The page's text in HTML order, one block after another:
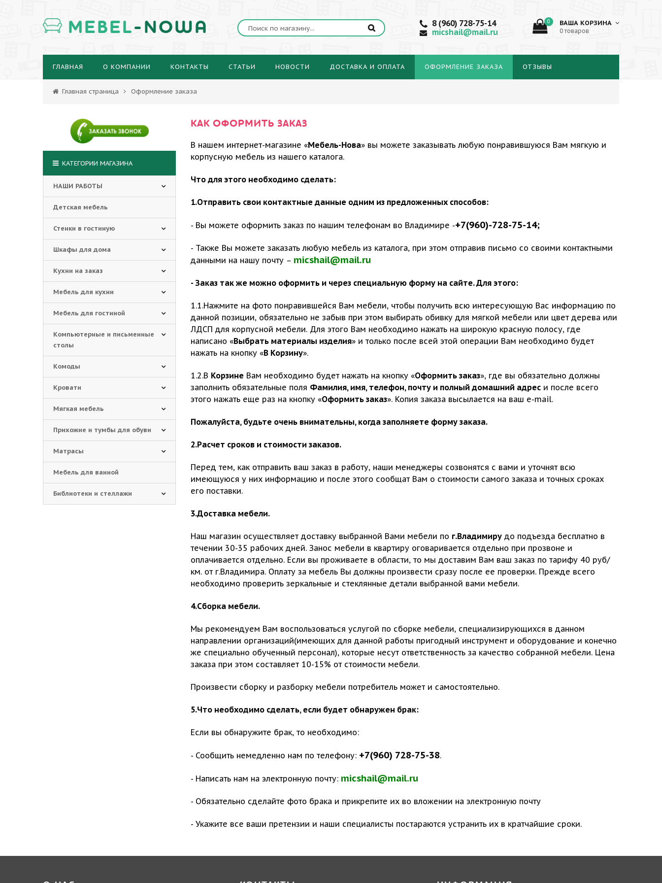
MEBEL-NOWA
8 (960) 728-75-14
micshail@mail.ru
0 ВАША КОРЗИНА
0 товаров
ГЛАВНАЯ О КОМПАНИИ КОНТАКТЫ СТАТЬИ НОВОСТИ ДОСТАВКА И ОПЛАТА ОФОРМЛЕНИЕ ЗАКАЗА ОТЗЫВЫ
Главная страница Оформление заказа
КАК ОФОРМИТЬ ЗАКАЗ
В нашем интернет-магазине «Мебель-Нова» вы можете заказывать любую понравившуюся Вам мягкую и
корпусную мебель из нашего каталога.
Что для этого необходимо сделать:
1.Отправить свои контактные данные одним из предложенных способов:
- Вы можете оформить заказ по нашим телефонам во Владимире -+7(960)-728-75-14;
- Также Вы можете заказать любую мебель из каталога, при этом отправив письмо со своими контактными
данными на нашу почту – micshail@mail.ru
- Заказ так же можно оформить и через специальную форму на сайте. Для этого:
1.1.Нажмите на фото понравившейся Вам мебели, чтобы получить всю интересующую Вас информацию по
данной позиции, обязательно не забыв при этом выбирать обивку для мягкой мебели или цвет дерева или
ЛДСП для корпусной мебели. Для этого Вам необходимо нажать на широкую красную полосу, где
написано «Выбрать материалы изделия» и только после всей этой операции Вам необходимо будет
нажать на кнопку «В Корзину».
1.2.В Корзине Вам необходимо будет нажать на кнопку «Оформить заказ», где вы обязательно должны
заполнить обязательные поля Фамилия, имя, телефон, почту и полный домашний адрес и после всего
этого нажать еще раз на кнопку «Оформить заказ». Копия заказа высылается на ваш e-mail.
Пожалуйста, будьте очень внимательны, когда заполняете форму заказа.
2.Расчет сроков и стоимости заказов.
Перед тем, как отправить ваш заказ в работу, наши менеджеры созвонятся с вами и уточнят всю
имеющуюся у них информацию и после этого сообщат Вам о стоимости самого заказа и точных сроках
его поставки.
3.Доставка мебели.
Наш магазин осуществляет доставку выбранной Вами мебели по г.Владимиру до подъезда бесплатно в
течении 30-35 рабочих дней. Занос мебели в квартиру оговаривается отдельно при прозвоне и
оплачивается отдельно. Если вы проживаете в области, то мы доставим Вам ваш заказ по тарифу 40 руб/
км. от г.Владимира. Оплату за мебель Вы должны произвести сразу после ее проверки. Прежде всего
необходимо проверить зеркальные и стеклянные детали выбранной вами мебели.
4.Сборка мебели.
Мы рекомендуем Вам воспользоваться услугой по сборке мебели, специализирующихся в данном
направлении организаций(имеющих для данной работы пригодный инструмент и оборудование и конечно
же специально обученный персонал), которые несут ответственность за качество собранной мебели. Цена
заказа при этом составляет 10-15% от стоимости мебели.
Произвести сборку и разборку мебели потребитель может и самостоятельно.
5.Что необходимо сделать, если будет обнаружен брак:
Если вы обнаружите брак, то необходимо:
- Сообщить немедленно нам по телефону: +7(960) 728-75-38.
- Написать нам на электронную почту: micshail@mail.ru
- Обязательно сделайте фото брака и прикрепите их во вложении на электронную почту
- Укажите все ваши претензии и наши специалисты постараются устранить их в кратчайшие сроки.
КАТЕГОРИИ МАГАЗИНА
НАШИ РАБОТЫ
Детская мебель
Стенки в гостиную
Шкафы для дома
Кухни на заказ
Мебель для кухни
Мебель для гостиной
Компьютерные и письменные
столы
Комоды
Кровати
Мягкая мебель
Прихожие и тумбы для обуви
Матрасы
Мебель для ванной
Библиотеки и стеллажи